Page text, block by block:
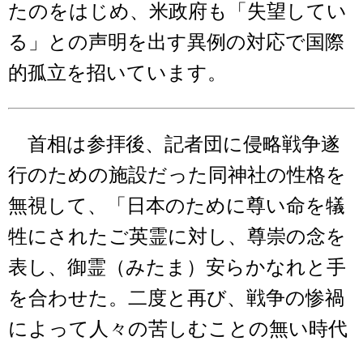
たのをはじめ、米政府も「失望してい
る」との声明を出す異例の対応で国際
的孤立を招いています。
首相は参拝後、記者団に侵略戦争遂
行のための施設だった同神社の性格を
無視して、「日本のために尊い命を犠
牲にされたご英霊に対し、尊崇の念を
表し、御霊（みたま）安らかなれと手
を合わせた。二度と再び、戦争の惨禍
によって人々の苦しむことの無い時代